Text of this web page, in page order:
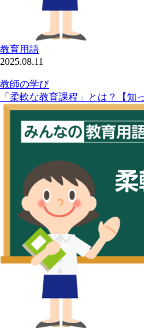
教育用語
2025.08.11
教師の学び
「柔軟な教育課程」とは？【知